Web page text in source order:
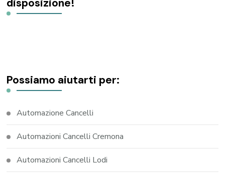
Possiamo aiutarti per:
Automazione Cancelli
Automazioni Cancelli Cremona
Automazioni Cancelli Lodi